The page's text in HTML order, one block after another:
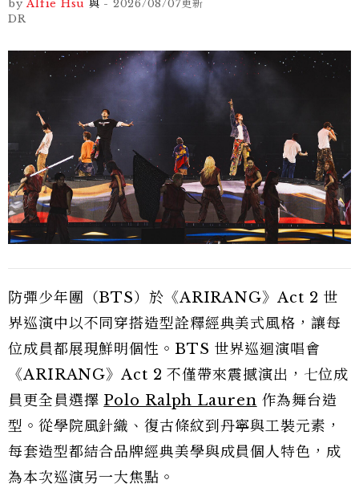
by Alfie Hsu 與 - 2026/08/07更新
DR
防彈少年團（BTS）於《ARIRANG》Act 2 世
界巡演中以不同穿搭造型詮釋經典美式風格，讓每
位成員都展現鮮明個性。BTS 世界巡迴演唱會
《ARIRANG》Act 2 不僅帶來震撼演出，七位成
員更全員選擇 Polo Ralph Lauren 作為舞台造
型。從學院風針織、復古條紋到丹寧與工裝元素，
每套造型都結合品牌經典美學與成員個人特色，成
為本次巡演另一大焦點。